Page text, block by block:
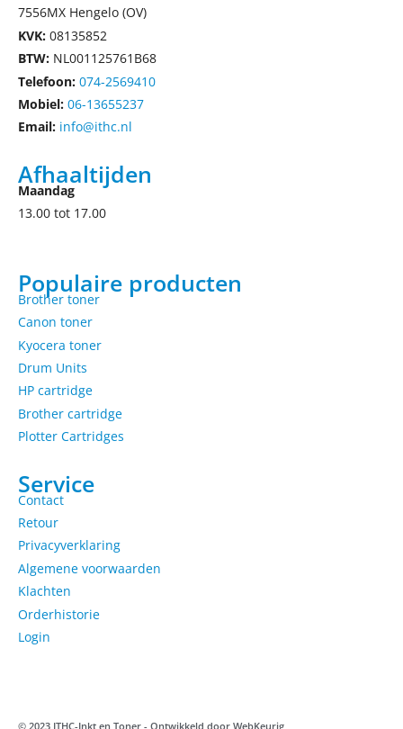
7556MX Hengelo (OV)
KVK: 08135852
BTW: NL001125761B68
Telefoon: 074-2569410
Mobiel: 06-13655237
Email: info@ithc.nl
Afhaaltijden
Maandag
13.00 tot 17.00
Populaire producten
Brother toner
Canon toner
Kyocera toner
Drum Units
HP cartridge
Brother cartridge
Plotter Cartridges
Service
Contact
Retour
Privacyverklaring
Algemene voorwaarden
Klachten
Orderhistorie
Login
© 2023 ITHC-Inkt en Toner - Ontwikkeld door WebKeurig